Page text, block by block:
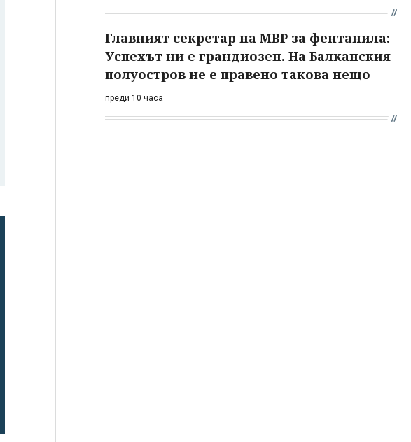
Главният секретар на МВР за фентанила:
Успехът ни е грандиозен. На Балканския
полуостров не е правено такова нещо
преди 10 часа